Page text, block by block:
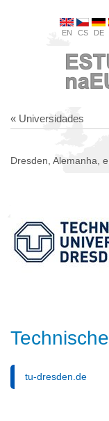
EN CS DE
« Universidades
Dresden, Alemanha,
tu-dresden.de